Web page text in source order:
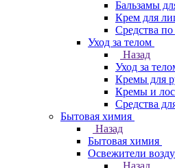
Бальзамы
Крем для
Средства
Уход за телом
Назад
Уход за
Кремы для
Кремы и
Средства
Бытовая химия
Назад
Бытовая химия
Освежители
Назад